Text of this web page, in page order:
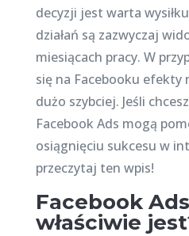
decyzji jest warta
działań są zazwyczaj
miesiącach pracy. W
się na Facebooku efekty
dużo szybciej. Jeśli
Facebook Ads mogą
osiągnięciu sukcesu w
przeczytaj ten wpis!
Facebook
właściwie